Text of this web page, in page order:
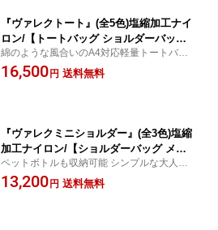
『ヴァレクトート』(全5色)塩縮加工ナイ
ロン/【トートバッグ ショルダーバッグ
2way ナイロン 軽量 A4サイズ対応】
【AGILITY affa(アジリティアッファ)】
綿のような風合いのA4対応軽量トートバッ
グ
16,500 円 送料無料
『ヴァレクミニショルダー』(全3色)塩縮
加工ナイロン/【ショルダーバッグ メン
ズ レディース ミニ 旅行 ナイロン 軽量
小さめ ペットボトル 横型 撥水 】【AGI
ペットボトルも収納可能 シンプルな大人の
ナイロン横型ミニショルダー
13,200 円 送料無料